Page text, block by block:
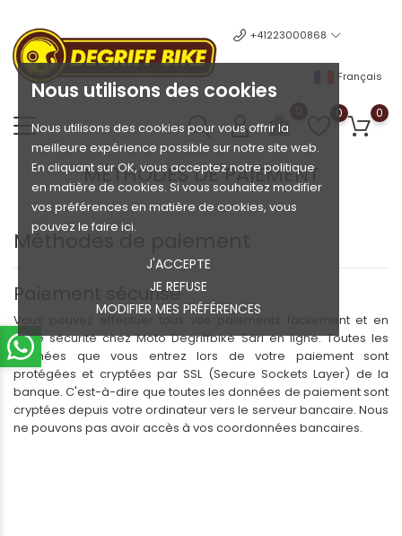
Nous utilisons des cookies
Nous utilisons des cookies pour vous offrir la
meilleure expérience possible sur notre site web.
En cliquant sur OK, vous acceptez notre politique
en matière de cookies. Si vous souhaitez modifier
vos préférences en matière de cookies, vous
pouvez le faire ici.
J'ACCEPTE
JE REFUSE
MODIFIER MES PRÉFÉRENCES
+41223000868
Français
0 0
MÉTHODES DE PAIEMENT
Méthodes de paiement
Paiement sécurisé
Vous pouvez effectuer tous vos paiements facilement et en
toute sécurité chez Moto Degriffbike Sàrl en ligne. Toutes les
données que vous entrez lors de votre paiement sont
protégées et cryptées par SSL (Secure Sockets Layer) de la
banque. C'est-à-dire que toutes les données de paiement sont
cryptées depuis votre ordinateur vers le serveur bancaire. Nous
ne pouvons pas avoir accès à vos coordonnées bancaires.